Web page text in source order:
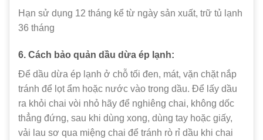
Hạn sử dụng 12 tháng kể từ ngày sản xuất, trữ tủ lạnh
36 tháng
6. Cách bảo quản dầu dừa ép lạnh:
Để dầu dừa ép lạnh ở chỗ tối đen, mát, vặn chặt nắp
tránh để lọt ẩm hoặc nước vào trong dầu. Để lấy dầu
ra khỏi chai vòi nhỏ hãy để nghiêng chai, không dốc
thẳng đứng, sau khi dùng xong, dùng tay hoặc giấy,
vải lau sơ qua miệng chai để tránh rò rỉ dầu khi chai